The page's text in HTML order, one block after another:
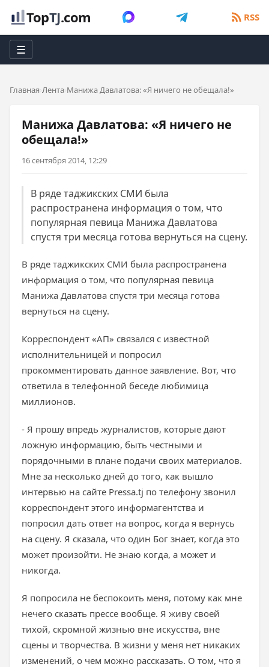
TopTJ.com RSS
☰
Главная Лента Манижа Давлатова: «Я ничего не обещала!»
Манижа Давлатова: «Я ничего не
обещала!»
16 сентября 2014, 12:29
В ряде таджикских СМИ была
распространена информация о том, что
популярная певица Манижа Давлатова
спустя три месяца готова вернуться на сцену.
В ряде таджикских СМИ была распространена
информация о том, что популярная певица
Манижа Давлатова спустя три месяца готова
вернуться на сцену.
Корреспондент «АП» связался с известной
исполнительницей и попросил
прокомментировать данное заявление. Вот, что
ответила в телефонной беседе любимица
миллионов.
- Я прошу впредь журналистов, которые дают
ложную информацию, быть честными и
порядочными в плане подачи своих материалов.
Мне за несколько дней до того, как вышло
интервью на сайте Pressa.tj по телефону звонил
корреспондент этого информагентства и
попросил дать ответ на вопрос, когда я вернусь
на сцену. Я сказала, что один Бог знает, когда это
может произойти. Не знаю когда, а может и
никогда.
Я попросила не беспокоить меня, потому как мне
нечего сказать прессе вообще. Я живу своей
тихой, скромной жизнью вне искусства, вне
сцены и творчества. В жизни у меня нет никаких
изменений, о чем можно рассказать. О том, что я